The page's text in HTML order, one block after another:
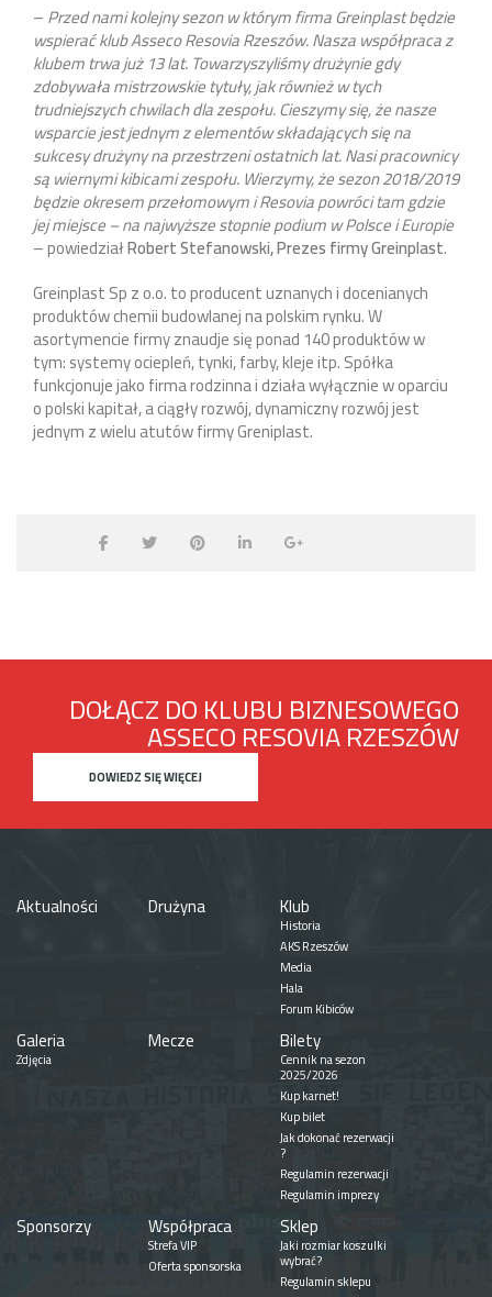
–Przed nami kolejny sezon w którym firma Greinplast będzie
wspierać klub Asseco Resovia Rzeszów. Nasza współpraca z
klubem trwa już 13 lat. Towarzyszyliśmy drużynie gdy
zdobywała mistrzowskie tytuły, jak również w tych
trudniejszych chwilach dla zespołu. Cieszymy się, że nasze
wsparcie jest jednym z elementów składających się na
sukcesy drużyny na przestrzeni ostatnich lat. Nasi pracownicy
są wiernymi kibicami zespołu. Wierzymy, że sezon 2018/2019
będzie okresem przełomowym i Resovia powróci tam gdzie
jej miejsce – na najwyższe stopnie podium w Polsce i Europie
– powiedziałRobert Stefanowski, Prezes firmy Greinplast.
Greinplast Sp z o.o. to producent uznanych i docenianych
produktów chemii budowlanej na polskim rynku. W
asortymencie firmy znaudje się ponad 140 produktów w
tym: systemy ociepleń, tynki, farby, kleje itp. Spółka
funkcjonuje jako firma rodzinna i działa wyłącznie w oparciu
o polski kapitał, a ciągły rozwój, dynamiczny rozwój jest
jednym z wielu atutów firmy Greniplast.
DOŁĄCZ DO KLUBU BIZNESOWEGO
ASSECO RESOVIA RZESZÓW
DOWIEDZ SIĘ WIĘCEJ
Aktualności Drużyna Klub
Historia
AKS Rzeszów
Media
Hala
Forum Kibiców
Galeria
Zdjęcia
Mecze Bilety
Cennik na sezon
2025/2026
Kup karnet!
Kup bilet
Jak dokonać rezerwacji
?
Regulamin rezerwacji
Regulamin imprezy
Sponsorzy Współpraca
Strefa VIP
Oferta sponsorska
Sklep
Jaki rozmiar koszulki
wybrać?
Regulamin sklepu